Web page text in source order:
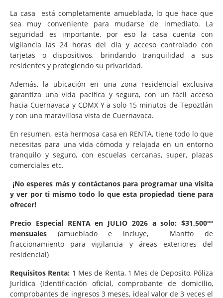
La casa está completamente amueblada, lo que hace que
sea muy conveniente para mudarse de inmediato. La
seguridad es importante, por eso la casa cuenta con
vigilancia las 24 horas del día y acceso controlado con
tarjetas o dispositivos, brindando tranquilidad a sus
residentes y protegiendo su privacidad.
Además, la ubicación en una zona residencial exclusiva
garantiza una vida pacífica y segura, con un fácil acceso
hacia Cuernavaca y CDMX Y a solo 15 minutos de Tepoztlán
y con una maravillosa vista de Cuernavaca.
En resumen, esta hermosa casa en RENTA, tiene todo lo que
necesitas para una vida cómoda y relajada en un entorno
tranquilo y seguro, con escuelas cercanas, super, plazas
comerciales etc.
¡No esperes más y contáctanos para programar una visita
y ver por ti mismo todo lo que esta propiedad tiene para
ofrecer!
Precio Especial RENTA en JULIO 2026 a solo: $31,500°°
mensuales (amueblado e incluye, Mantto de
fraccionamiento para vigilancia y áreas exteriores del
residencial)
Requisitos Renta: 1 Mes de Renta, 1 Mes de Deposito, Póliza
Jurídica (Identificación oficial, comprobante de domicilio,
comprobantes de ingresos 3 meses, ideal valor de 3 veces el